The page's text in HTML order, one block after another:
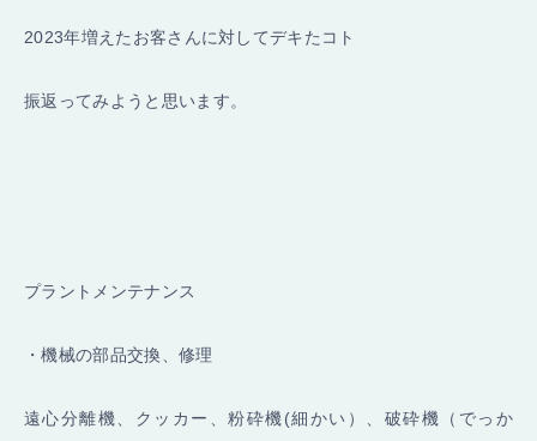
2023年増えたお客さんに対してデキたコト
振返ってみようと思います。
プラントメンテナンス
・機械の部品交換、修理
遠心分離機、クッカー、粉砕機(細かい）、破砕機（でっか